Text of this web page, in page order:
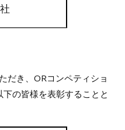
だき、ORコンペティショ
の皆様を表彰することと